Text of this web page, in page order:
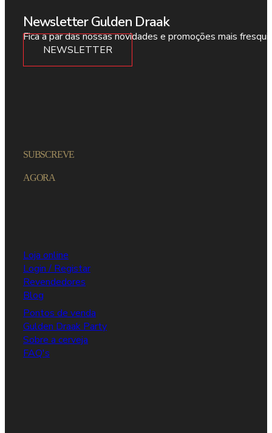
Newsletter Gulden Draak
Fica a par das nossas novidades e promoções mais
NEWSLETTER
SUBSCREVE
AGORA
Loja online
Login / Registar
Revendedores
Blog
Pontos de venda
Gulden Draak Party
Sobre a cerveja
FAQ's